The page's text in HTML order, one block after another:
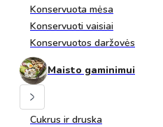
Konservuota mėsa
Konservuoti vaisiai
Konservuotos daržovės
Maisto gaminimui
Cukrus ir druska